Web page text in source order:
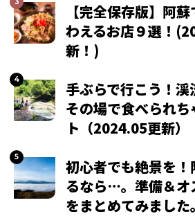
【完全保存版】阿
わえるお店９選！
新！)
手ぶらで行こう！
その場で食べられ
ト（2024.05更新）
初心者でも絶景を
るなら…。準備＆オ
をまとめてみました。